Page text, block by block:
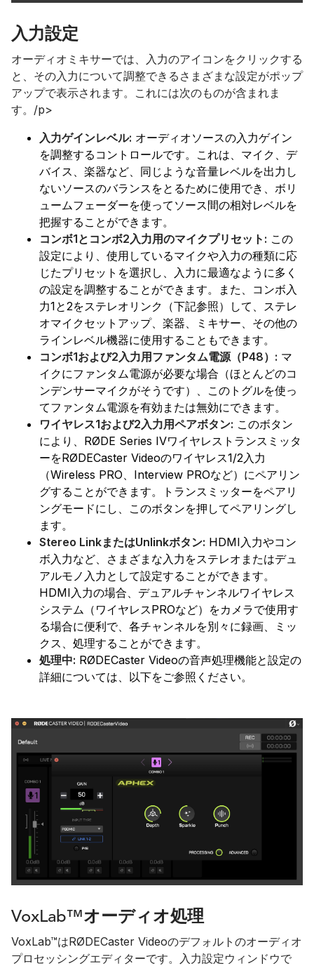
入力設定
オーディオミキサーでは、入力のアイコンをクリックする
と、その入力について調整できるさまざまな設定がポップ
アップで表示されます。これには次のものが含まれま
す。/p>
入力ゲインレベル: オーディオソースの入力ゲイン
を調整するコントロールです。これは、マイク、デ
バイス、楽器など、同じような音量レベルを出力し
ないソースのバランスをとるために使用でき、ボリ
ュームフェーダーを使ってソース間の相対レベルを
把握することができます。
コンボ1とコンボ2入力用のマイクプリセット: この
設定により、使用しているマイクや入力の種類に応
じたプリセットを選択し、入力に最適なように多く
の設定を調整することができます。また、コンボ入
力1と2をステレオリンク（下記参照）して、ステレ
オマイクセットアップ、楽器、ミキサー、その他の
ラインレベル機器に使用することもできます。
コンボ1および2入力用ファンタム電源（P48）: マ
イクにファンタム電源が必要な場合（ほとんどのコ
ンデンサーマイクがそうです）、このトグルを使っ
てファンタム電源を有効または無効にできます。
ワイヤレス1および2入力用ペアボタン: このボタン
により、RØDE Series IVワイヤレストランスミッタ
ーをRØDECaster Videoのワイヤレス1/2入力
（Wireless PRO、Interview PROなど）にペアリン
グすることができます。トランスミッターをペアリ
ングモードにし、このボタンを押してペアリングし
ます。
Stereo LinkまたはUnlinkボタン: HDMI入力やコン
ボ入力など、さまざまな入力をステレオまたはデュ
アルモノ入力として設定することができます。
HDMI入力の場合、デュアルチャンネルワイヤレス
システム（ワイヤレスPROなど）をカメラで使用す
る場合に便利で、各チャンネルを別々に録画、ミッ
クス、処理することができます。
処理中: RØDECaster Videoの音声処理機能と設定の
詳細については、以下をご参照ください。
VoxLab™オーディオ処理
VoxLab™はRØDECaster Videoのデフォルトのオーディオ
プロセッシングエディターです。入力設定ウィンドウで